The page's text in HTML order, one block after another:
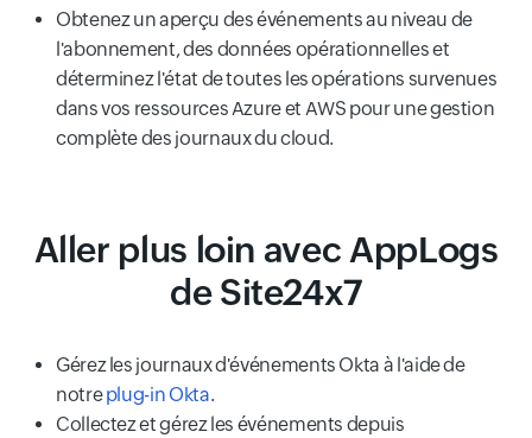
Obtenez un aperçu des événements au niveau de
l'abonnement, des données opérationnelles et
déterminez l'état de toutes les opérations survenues
dans vos ressources Azure et AWS pour une gestion
complète des journaux du cloud.
Aller plus loin avec AppLogs
de Site24x7
Gérez les journaux d'événements Okta à l'aide de
notreplug-in Okta.
Collectez et gérez les événements depuis